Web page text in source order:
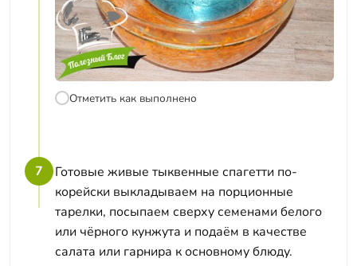
Отметить как выполнено
7
Готовые живые тыквенные спагетти по-
корейски выкладываем на порционные
тарелки, посыпаем сверху семенами белого
или чёрного кунжута и подаём в качестве
салата или гарнира к основному блюду.